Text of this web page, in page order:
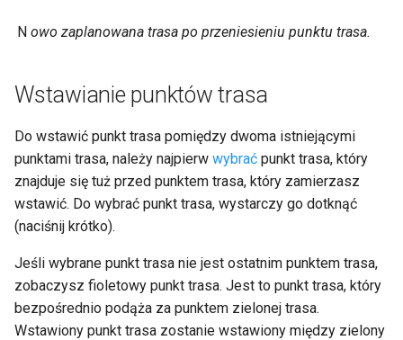
N owo zaplanowana trasa po przeniesieniu punktu trasa.
Wstawianie punktów trasa
Do wstawić punkt trasa pomiędzy dwoma istniejącymi
punktami trasa, należy najpierw wybrać punkt trasa, który
znajduje się tuż przed punktem trasa, który zamierzasz
wstawić. Do wybrać punkt trasa, wystarczy go dotknąć
(naciśnij krótko).
Jeśli wybrane punkt trasa nie jest ostatnim punktem trasa,
zobaczysz fioletowy punkt trasa. Jest to punkt trasa, który
bezpośrednio podąża za punktem zielonej trasa.
Wstawiony punkt trasa zostanie wstawiony między zielony